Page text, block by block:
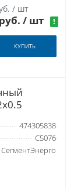
/ шт
/ шт !
КУПИТЬ
474305838
С5076
СегментЭнерго